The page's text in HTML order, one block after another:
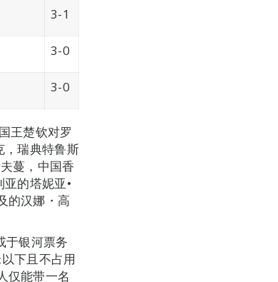
3-1
3-0
3-0
王楚钦对罗
，瑞典特鲁斯
蔓，中国香
的塔妮亚•
的汉娜・高
于银河票务
下且不占用
仅能带一名